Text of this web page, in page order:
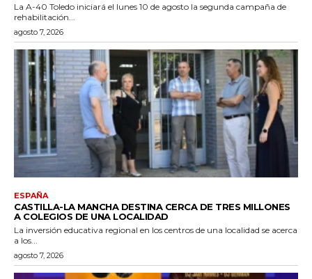
La A-40 Toledo iniciará el lunes 10 de agosto la segunda campaña de
rehabilitación...
agosto 7, 2026
ESPAÑA
CASTILLA-LA MANCHA DESTINA CERCA DE TRES MILLONES
A COLEGIOS DE UNA LOCALIDAD
La inversión educativa regional en los centros de una localidad se acerca
a los...
agosto 7, 2026